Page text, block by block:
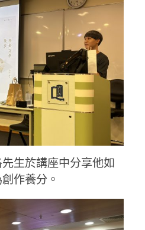
生於講座中分享他如
作養分。